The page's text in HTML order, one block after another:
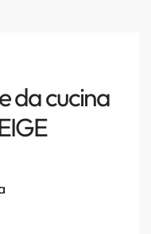
da cucina